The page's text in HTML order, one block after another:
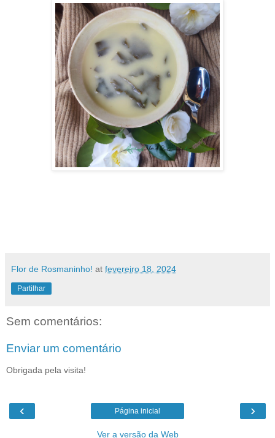
Flor de Rosmaninho! at fevereiro 18, 2024
Partilhar
Sem comentários:
Enviar um comentário
Obrigada pela visita!
‹ ›
Página inicial
Ver a versão da Web